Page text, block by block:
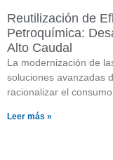
Reutilización de
Petroquímica:
Alto Caudal
La modernización de
soluciones avanzadas
racionalizar el
Leer más »